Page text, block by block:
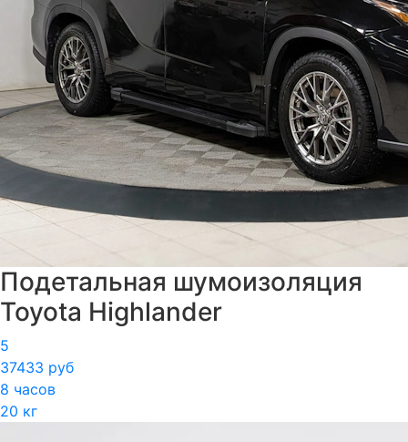
Подетальная шумоизоляция
Toyota Highlander
5
37433 руб
8 часов
20 кг